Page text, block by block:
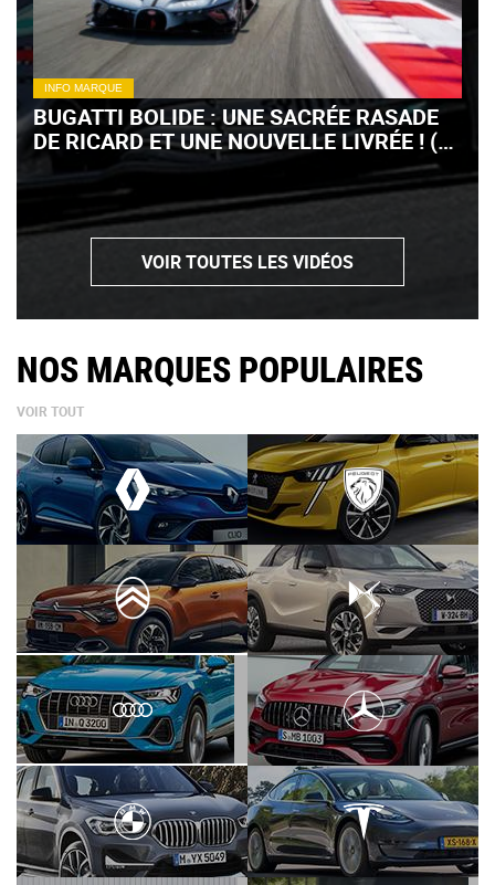
INFO MARQUE
BUGATTI BOLIDE : UNE SACRÉE RASADE
DE RICARD ET UNE NOUVELLE LIVRÉE ! (+
VIDÉO)
VOIR TOUTES LES VIDÉOS
NOS MARQUES POPULAIRES
VOIR TOUT